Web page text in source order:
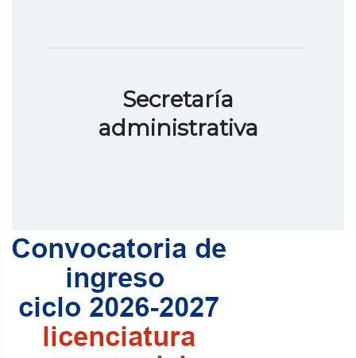
Secretaría
administrativa